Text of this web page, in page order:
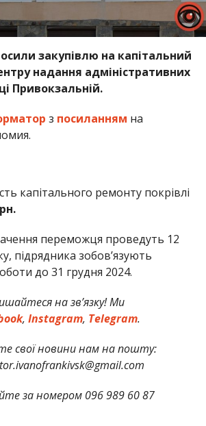
закупівлю на капітальний
надання адміністративних
Привокзальній.
з посиланням на
капітального ремонту покрівлі
переможця проведуть 12
підрядника зобов’язують
до 31 грудня 2024.
на зв’язку! Ми
, Instagram, Telegram.
свої новини нам на пошту:
за номером 096 989 60 87